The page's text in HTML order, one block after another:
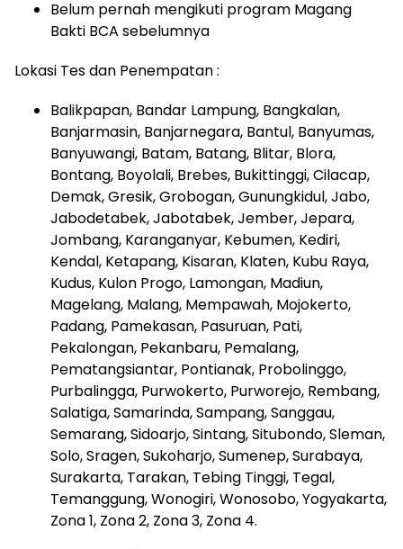
Belum pernah mengikuti program Magang
Bakti BCA sebelumnya
Lokasi Tes dan Penempatan :
Balikpapan, Bandar Lampung, Bangkalan,
Banjarmasin, Banjarnegara, Bantul, Banyumas,
Banyuwangi, Batam, Batang, Blitar, Blora,
Bontang, Boyolali, Brebes, Bukittinggi, Cilacap,
Demak, Gresik, Grobogan, Gunungkidul, Jabo,
Jabodetabek, Jabotabek, Jember, Jepara,
Jombang, Karanganyar, Kebumen, Kediri,
Kendal, Ketapang, Kisaran, Klaten, Kubu Raya,
Kudus, Kulon Progo, Lamongan, Madiun,
Magelang, Malang, Mempawah, Mojokerto,
Padang, Pamekasan, Pasuruan, Pati,
Pekalongan, Pekanbaru, Pemalang,
Pematangsiantar, Pontianak, Probolinggo,
Purbalingga, Purwokerto, Purworejo, Rembang,
Salatiga, Samarinda, Sampang, Sanggau,
Semarang, Sidoarjo, Sintang, Situbondo, Sleman,
Solo, Sragen, Sukoharjo, Sumenep, Surabaya,
Surakarta, Tarakan, Tebing Tinggi, Tegal,
Temanggung, Wonogiri, Wonosobo, Yogyakarta,
Zona 1, Zona 2, Zona 3, Zona 4.